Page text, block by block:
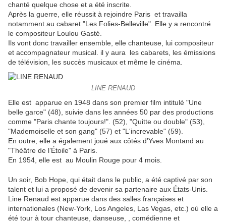
chanté quelque chose et a été inscrite.
Après la guerre, elle réussit à rejoindre Paris et travailla
notamment au cabaret "Les Folies-Belleville". Elle y a rencontré
le compositeur Loulou Gasté.
Ils vont donc travailler ensemble, elle chanteuse, lui compositeur
et accompagnateur musical. il y aura les cabarets, les émissions
de télévision, les succès musicaux et même le cinéma.
LINE RENAUD
Elle est apparue en 1948 dans son premier film intitulé "Une
belle garce" (48), suivie dans les années 50 par des productions
comme "Paris chante toujours!". (52), "Quitte ou double" (53),
"Mademoiselle et son gang" (57) et "L'increvable" (59).
En outre, elle a également joué aux côtés d’Yves Montand au
"Théâtre de l’Étoile" à Paris.
En 1954, elle est au Moulin Rouge pour 4 mois.
Un soir, Bob Hope, qui était dans le public, a été captivé par son
talent et lui a proposé de devenir sa partenaire aux États-Unis.
Line Renaud est apparue dans des salles françaises et
internationales (New-York, Los Angeles, Las Vegas, etc.) où elle a
été tour à tour chanteuse, danseuse, , comédienne et